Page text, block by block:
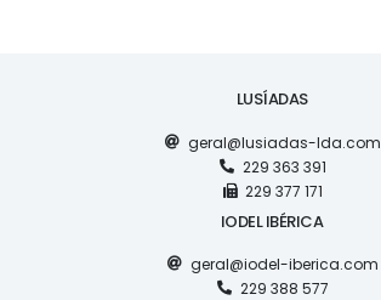
LUSÍADAS
geral@lusiadas-lda.com
229 363 391
229 377 171
IODEL IBÉRICA
geral@iodel-iberica.com
229 388 577